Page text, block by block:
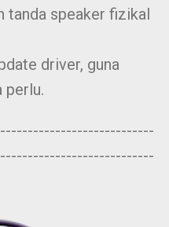
tanda speaker fizikal
driver, guna
perlu.